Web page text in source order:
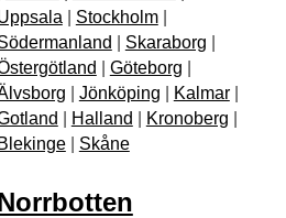
Stockholm|
Skaraborg
Göteborg
Jönköping Kalmar|
Halland Kronoberg
Blekinge| Skåne